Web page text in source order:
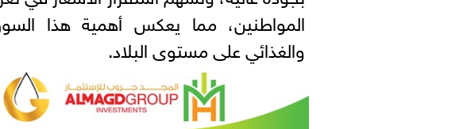
المواطنين، مما يعكس أهمية هذا
والغذائي على مستوى البلاد.